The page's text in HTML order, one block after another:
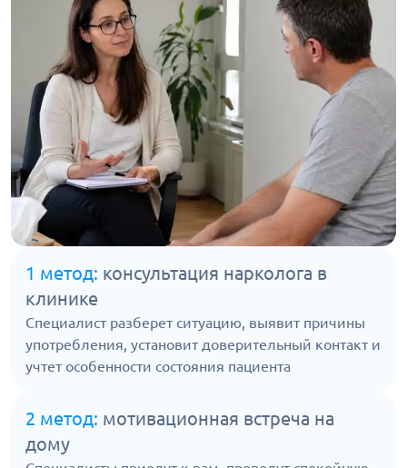
1 метод: консультация нарколога в
клинике
Специалист разберет ситуацию, выявит причины
употребления, установит доверительный контакт и
учтет особенности состояния пациента
2 метод: мотивационная встреча на
дому